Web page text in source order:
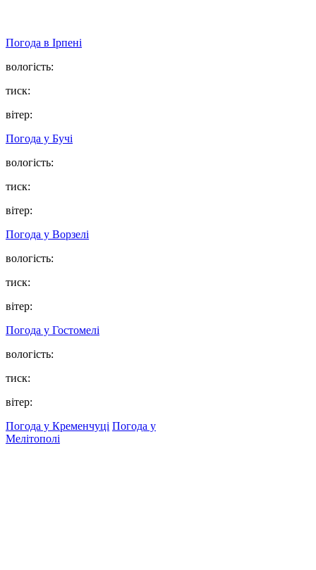
Погода в Ірпені
вологість:
тиск:
вітер:
Погода у Бучі
вологість:
тиск:
вітер:
Погода у Ворзелі
вологість:
тиск:
вітер:
Погода у Гостомелі
вологість:
тиск:
вітер:
Погода у Кременчуці Погода у
Мелітополі